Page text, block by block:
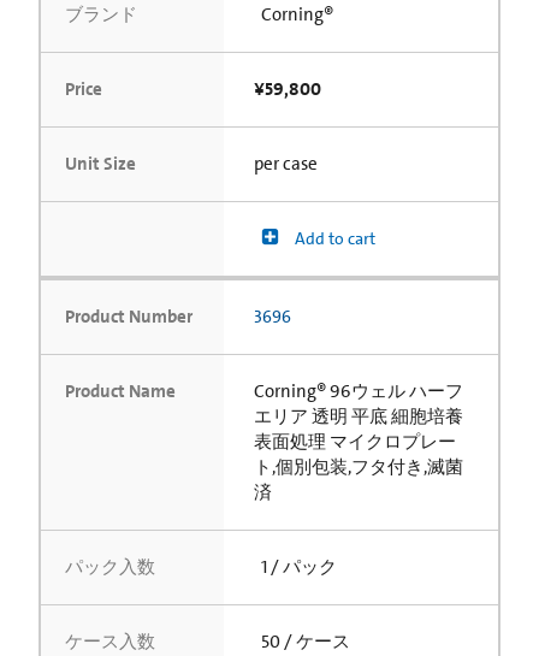
ブランド Corning®
Price ¥59,800
Unit Size per case
Add to cart
Product Number 3696
Product Name
Corning® 96ウェル ハーフ
エリア 透明 平底 細胞培養
表面処理 マイクロプレー
ト,個別包装,フタ付き,滅菌
済
パック入数 1 / パック
ケース入数 50 / ケース